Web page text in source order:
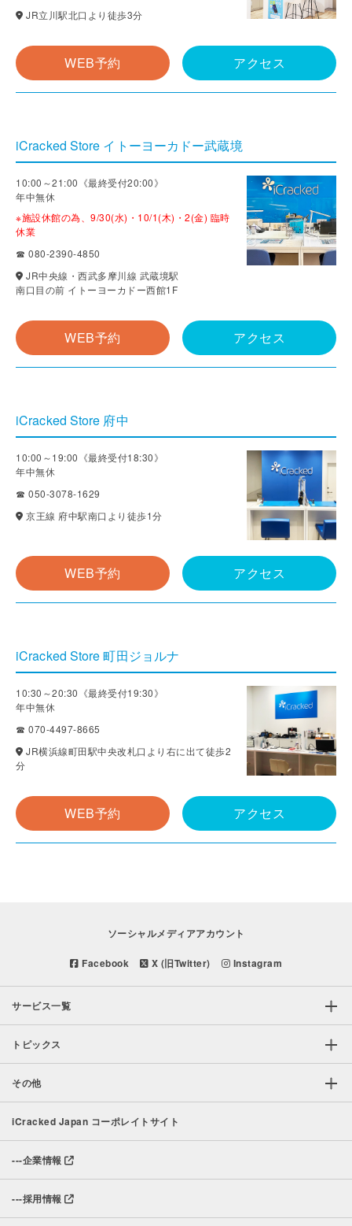
JR立川駅北口より徒歩3分
WEB予約 アクセス
iCracked Store イトーヨーカドー武蔵境
10:00～21:00《最終受付20:00》
年中無休
※施設休館の為、9/30(水)・10/1(木)・2(金) 臨時
休業
☎ 080-2390-4850
JR中央線・西武多摩川線 武蔵境駅
南口目の前 イトーヨーカドー西館1F
WEB予約 アクセス
iCracked Store 府中
10:00～19:00《最終受付18:30》
年中無休
☎ 050-3078-1629
京王線 府中駅南口より徒歩1分
WEB予約 アクセス
iCracked Store 町田ジョルナ
10:30～20:30《最終受付19:30》
年中無休
☎ 070-4497-8665
JR横浜線町田駅中央改札口より右に出て徒歩2
分
WEB予約 アクセス
ソーシャルメディアアカウント
Facebook X (旧Twitter) Instagram
サービス一覧
トピックス
その他
iCracked Japan コーポレイトサイト
---企業情報
---採用情報